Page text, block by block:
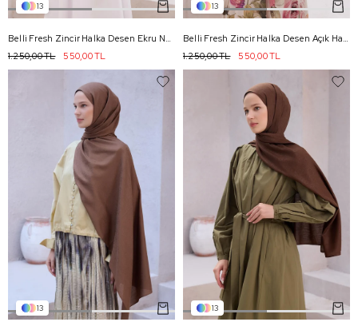
13
Belli Fresh Zincir Halka Desen Ekru Nayora Şal 1 - 20
550,00 TL
1.250,00 TL
13
Belli Fresh Zincir Halka Desen Açık Haki Nayora Şal 1 - 51
550,00 TL
1.250,00 TL
13 13